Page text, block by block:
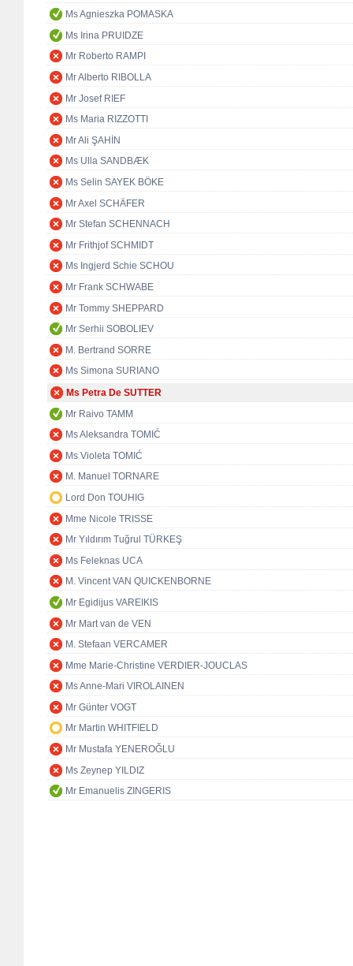
Ms Agnieszka POMASKA
Ms Irina PRUIDZE
Mr Roberto RAMPI
Mr Alberto RIBOLLA
Mr Josef RIEF
Ms Maria RIZZOTTI
Mr Ali ŞAHİN
Ms Ulla SANDBÆK
Ms Selin SAYEK BÖKE
Mr Axel SCHÄFER
Mr Stefan SCHENNACH
Mr Frithjof SCHMIDT
Ms Ingjerd Schie SCHOU
Mr Frank SCHWABE
Mr Tommy SHEPPARD
Mr Serhii SOBOLIEV
M. Bertrand SORRE
Ms Simona SURIANO
Ms Petra De SUTTER
Mr Raivo TAMM
Ms Aleksandra TOMIĆ
Ms Violeta TOMIĆ
M. Manuel TORNARE
Lord Don TOUHIG
Mme Nicole TRISSE
Mr Yıldırım Tuğrul TÜRKEŞ
Ms Feleknas UCA
M. Vincent VAN QUICKENBORNE
Mr Egidijus VAREIKIS
Mr Mart van de VEN
M. Stefaan VERCAMER
Mme Marie-Christine VERDIER-JOUCLAS
Ms Anne-Mari VIROLAINEN
Mr Günter VOGT
Mr Martin WHITFIELD
Mr Mustafa YENEROĞLU
Ms Zeynep YILDIZ
Mr Emanuelis ZINGERIS